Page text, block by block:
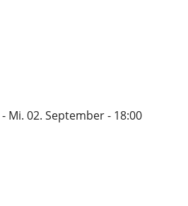
- Mi. 02. September - 18:00